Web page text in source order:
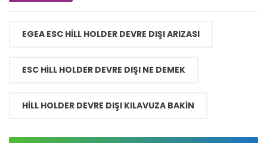
EGEA ESC HILL HOLDER DEVRE DIŞI ARIZASI
ESC HILL HOLDER DEVRE DIŞI NE DEMEK
HILL HOLDER DEVRE DIŞI KILAVUZA BAKIN